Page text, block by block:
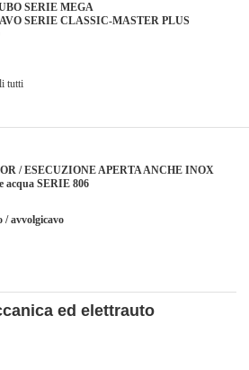
SERIE MEGA
SERIE CLASSIC-MASTER PLUS
tutti
/ ESECUZIONE APERTA ANCHE INOX
acqua SERIE 806
/ avvolgicavo
ed elettrauto